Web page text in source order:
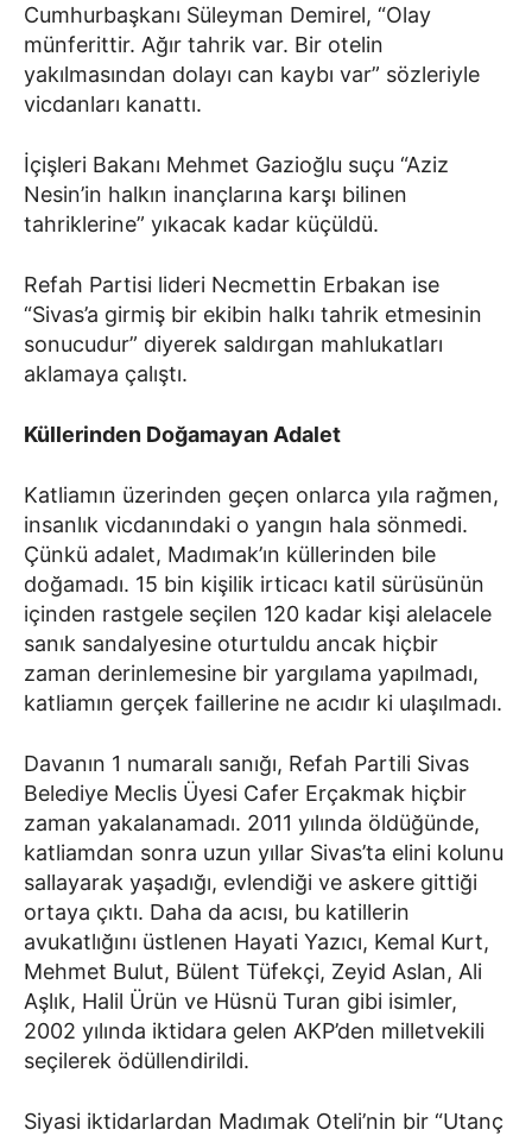
Cumhurbaşkanı Süleyman Demirel, “Olay
münferittir. Ağır tahrik var. Bir otelin
yakılmasından dolayı can kaybı var” sözleriyle
vicdanları kanattı.
İçişleri Bakanı Mehmet Gazioğlu suçu “Aziz
Nesin’in halkın inançlarına karşı bilinen
tahriklerine” yıkacak kadar küçüldü.
Refah Partisi lideri Necmettin Erbakan ise
“Sivas’a girmiş bir ekibin halkı tahrik etmesinin
sonucudur” diyerek saldırgan mahlukatları
aklamaya çalıştı.
Küllerinden Doğamayan Adalet
Katliamın üzerinden geçen onlarca yıla rağmen,
insanlık vicdanındaki o yangın hala sönmedi.
Çünkü adalet, Madımak’ın küllerinden bile
doğamadı. 15 bin kişilik irticacı katil sürüsünün
içinden rastgele seçilen 120 kadar kişi alelacele
sanık sandalyesine oturtuldu ancak hiçbir
zaman derinlemesine bir yargılama yapılmadı,
katliamın gerçek faillerine ne acıdır ki ulaşılmadı.
Davanın 1 numaralı sanığı, Refah Partili Sivas
Belediye Meclis Üyesi Cafer Erçakmak hiçbir
zaman yakalanamadı. 2011 yılında öldüğünde,
katliamdan sonra uzun yıllar Sivas’ta elini kolunu
sallayarak yaşadığı, evlendiği ve askere gittiği
ortaya çıktı. Daha da acısı, bu katillerin
avukatlığını üstlenen Hayati Yazıcı, Kemal Kurt,
Mehmet Bulut, Bülent Tüfekçi, Zeyid Aslan, Ali
Aşlık, Halil Ürün ve Hüsnü Turan gibi isimler,
2002 yılında iktidara gelen AKP’den milletvekili
seçilerek ödüllendirildi.
Siyasi iktidarlardan Madımak Oteli’nin bir “Utanç